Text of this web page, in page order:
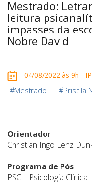
Mestrado:
leitura
impasses da
Nobre David
04/08/2022 às 9h -
#Mestrado #Priscila
Orientador
Christian Ingo Lenz
Programa de Pós
PSC – Psicologia Clínica